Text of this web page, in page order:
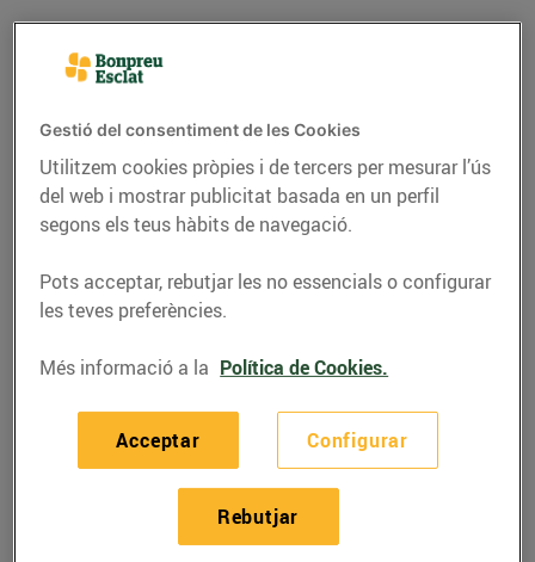
Recepta de bacallà amb
patates i ou
05/de juny/2020
Primer
Gestió del consentiment de les Cookies
Utilitzem cookies pròpies i de tercers per mesurar l’ús
del web i mostrar publicitat basada en un perfil
segons els teus hàbits de navegació.
Pots acceptar, rebutjar les no essencials o configurar
les teves preferències.
Més informació a la Política de Cookies.
Configurar
Rebutjar
Acceptar